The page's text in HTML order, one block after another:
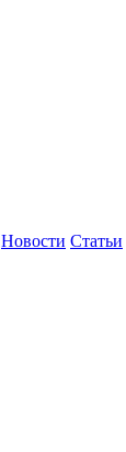
Новости Статьи